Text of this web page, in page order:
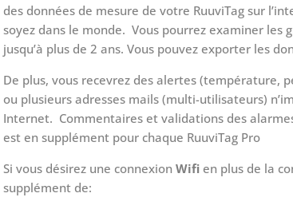
des données de mesure de votre RuuviTag sur
soyez dans le monde. Vous pourrez examiner les
jusqu’à plus de 2 ans. Vous pouvez exporter les
De plus, vous recevrez des alertes (température,
ou plusieurs adresses mails (multi-utilisateurs)
Internet. Commentaires et validations des
est en supplément pour chaque RuuviTag Pro
Si vous désirez une connexionWifi en plus de la
supplément de: